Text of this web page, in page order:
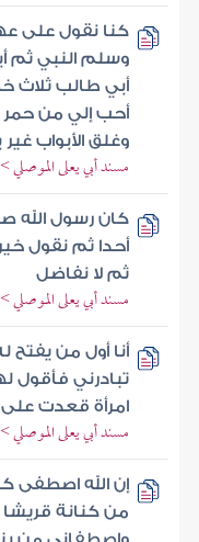
كنا نقول على
وسلم النبي ثم
أبي طالب ثلاث
أحب إلي من حمر
وغلق الأبواب غير
مسند أبي يعلى
كان رسول الله
أحدا ثم نقول
ثم لا نفاضل
مسند أبي يعلى
أنا أول من يفتح
تبادرني فأقول
امرأة قعدت على
مسند أبي يعلى
إن الله اصطفى
من كنانة